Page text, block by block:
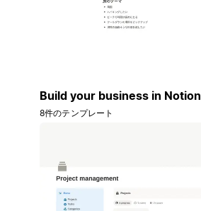
Build your business in Notion
8件のテンプレート